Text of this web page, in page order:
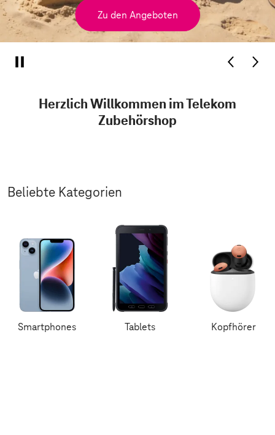
Zu den Angeboten
Herzlich Willkommen im Telekom
Zubehörshop
Beliebte Kategorien
Smartphones Tablets Kopfhörer